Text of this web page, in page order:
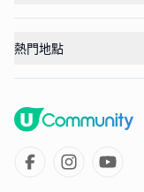
熱門地點